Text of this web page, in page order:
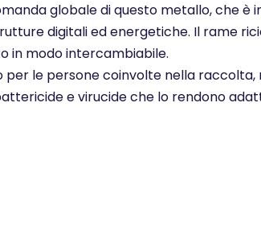
globale di questo metallo, che
digitali ed energetiche. Il rame
in modo intercambiabile.
le persone coinvolte nella
e virucide che lo rendono